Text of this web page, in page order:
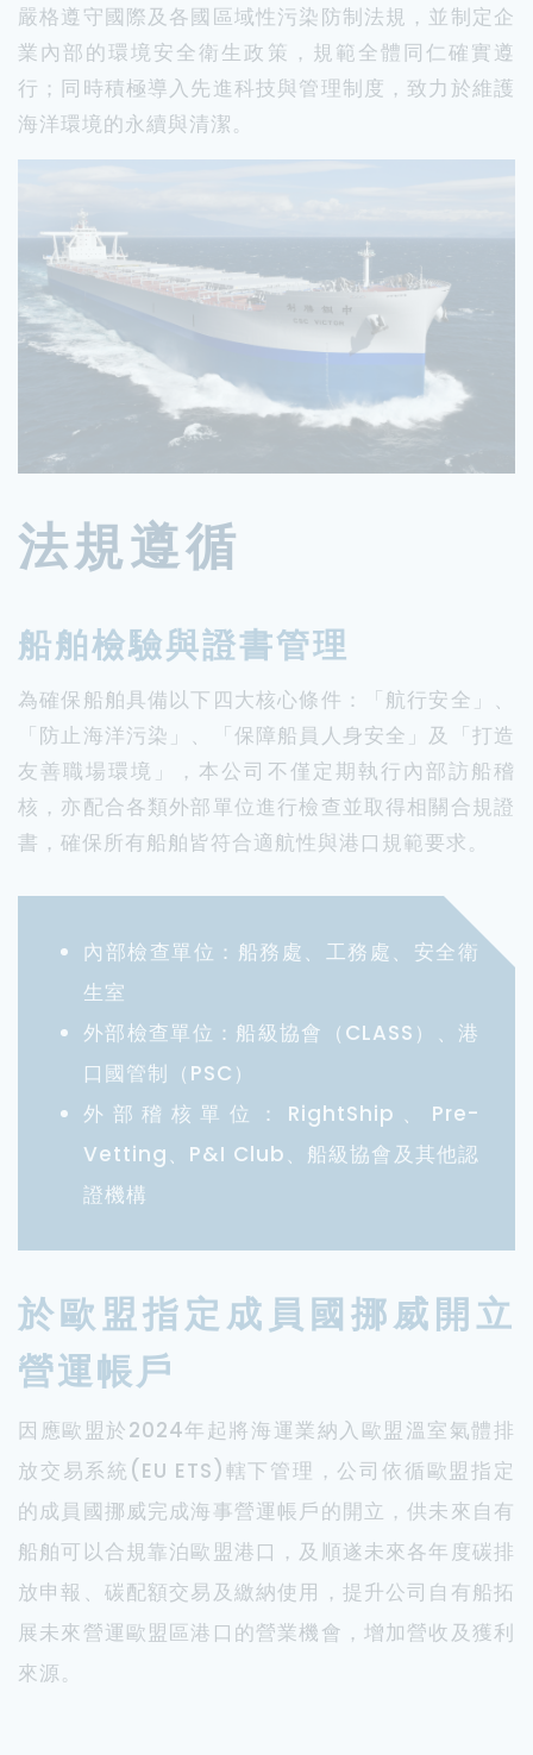
嚴格遵守國際及各國區域性污染防制法規，並制定企
業內部的環境安全衛生政策，規範全體同仁確實遵
行；同時積極導入先進科技與管理制度，致力於維護
海洋環境的永續與清潔。
法規遵循
船舶檢驗與證書管理
為確保船舶具備以下四大核心條件：「航行安全」、
「防止海洋污染」、「保障船員人身安全」及「打造
友善職場環境」，本公司不僅定期執行內部訪船稽
核，亦配合各類外部單位進行檢查並取得相關合規證
書，確保所有船舶皆符合適航性與港口規範要求。
內部檢查單位：船務處、工務處、安全衛
生室
外部檢查單位：船級協會（CLASS）、港
口國管制（PSC）
外部稽核單位：RightShip、Pre-
Vetting、P&I Club、船級協會及其他認
證機構
於歐盟指定成員國挪威開立
營運帳戶
因應歐盟於2024年起將海運業納入歐盟溫室氣體排
放交易系統(EU ETS)轄下管理，公司依循歐盟指定
的成員國挪威完成海事營運帳戶的開立，供未來自有
船舶可以合規靠泊歐盟港口，及順遂未來各年度碳排
放申報、碳配額交易及繳納使用，提升公司自有船拓
展未來營運歐盟區港口的營業機會，增加營收及獲利
來源。